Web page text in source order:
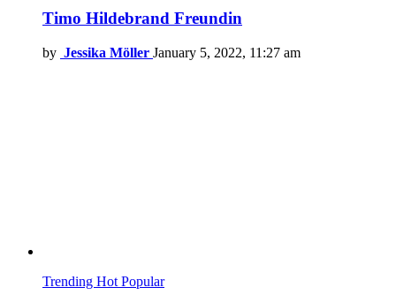
Timo Hildebrand Freundin
by Jessika Möller January 5, 2022, 11:27 am
Trending Hot Popular